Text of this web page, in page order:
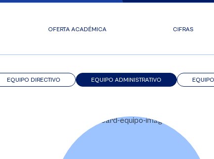
OFERTA ACADÉMICA CIFRAS
EQUIPO ADMINISTRATIVO
EQUIPO DIRECTIVO